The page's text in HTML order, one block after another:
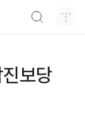
보당